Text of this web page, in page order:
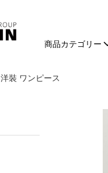
商品カテゴリー
洋裝 ワンピース